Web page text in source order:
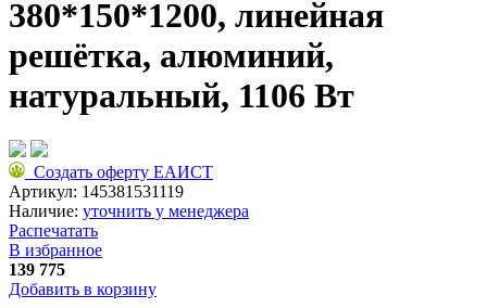
380*150*1200, линейная
решётка, алюминий,
натуральный, 1106 Вт
Создать оферту ЕАИСТ
Артикул: 145381531119
Наличие: уточнить у менеджера
Распечатать
В избранное
139 775
Добавить в корзину